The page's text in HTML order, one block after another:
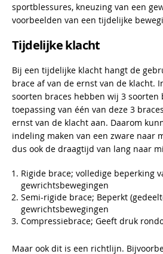
sportblessures, kneuzing van een
voorbeelden van een tijdelijke
Tijdelijke klacht
Bij een tijdelijke klacht hangt de
brace af van de ernst van de klacht.
soorten braces hebben wij 3 soorten
toepassing van één van deze 3
ernst van de klacht aan. Daarom
indeling maken van een zware naar
dus ook de draagtijd van lang naar
Rigide brace; volledige beperking
gewrichtsbewegingen
Semi-rigide brace; Beperkt
gewrichtsbewegingen
Compressiebrace; Geeft druk
Maar ook dit is een richtlijn.